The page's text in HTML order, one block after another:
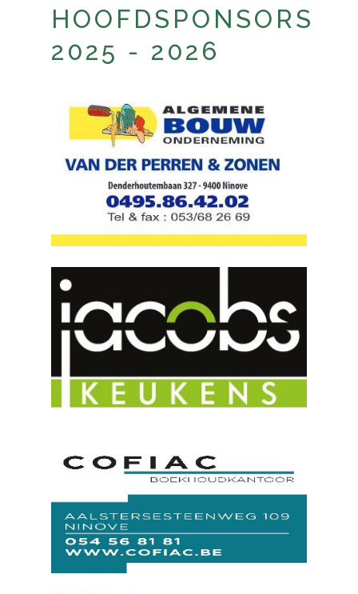
HOOFDSPONSORS
2025 - 2026